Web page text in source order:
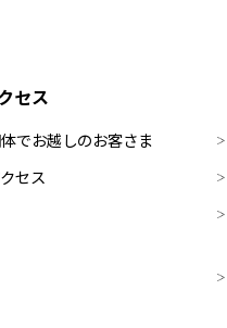
セス
でお越しのお客さま
セス